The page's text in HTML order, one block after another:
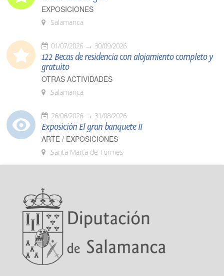
EXPOSICIONES
Salamanca
01/07/2026 30/09/2026
122 Becas de residencia con alojamiento completo y
gratuito
OTRAS ACTIVIDADES
Salamanca
26/06/2026 31/08/2026
Exposición El gran banquete II
ARTE / EXPOSICIONES
Santa Marta de Tormes